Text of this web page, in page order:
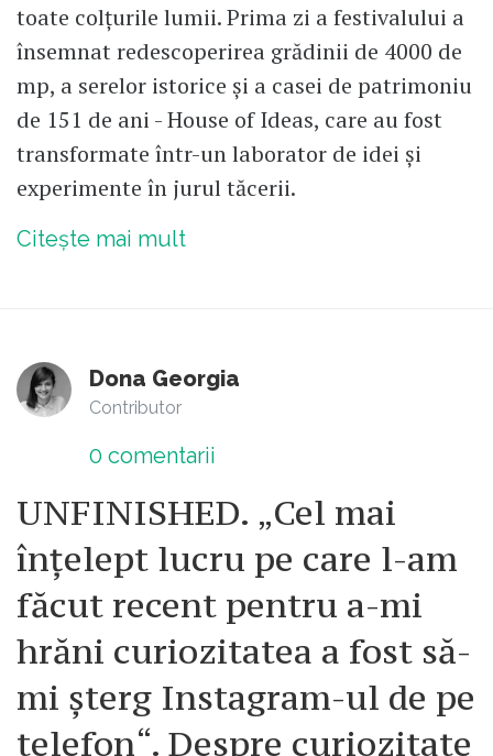
toate colțurile lumii. Prima zi a festivalului a
însemnat redescoperirea grădinii de 4000 de
mp, a serelor istorice și a casei de patrimoniu
de 151 de ani - House of Ideas, care au fost
transformate într-un laborator de idei și
experimente în jurul tăcerii.
Citește mai mult
Dona Georgia
Contributor
0 comentarii
UNFINISHED. „Cel mai
înțelept lucru pe care l-am
făcut recent pentru a-mi
hrăni curiozitatea a fost să-
mi șterg Instagram-ul de pe
telefon“. Despre curiozitate